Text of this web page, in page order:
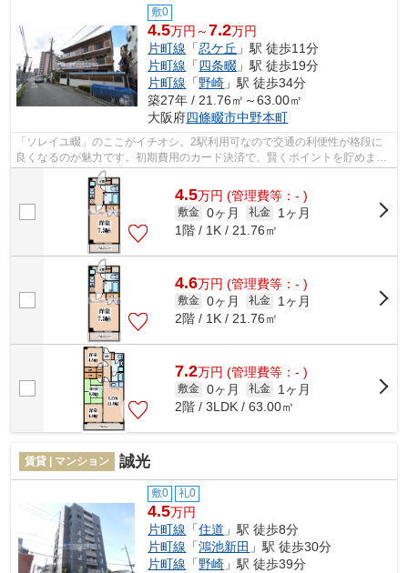
敷0
4.5万円～7.2万円
片町線 「忍ケ丘 」駅 徒歩11分
片町線 「四条畷 」駅 徒歩19分
片町線 「野崎 」駅 徒歩34分
築27年 / 21.76㎡～63.00㎡
大阪府四條畷市中野本町
「ソレイユ畷」のここがイチオシ。2駅利用可なので交通の利便性が格段に
良くなるのが魅力です。初期費用のカード決済で、賢くポイントを貯めませ
んか。駅へも徒歩でのアクセスが可能な...
4.5万円 (管理費等：- )
敷金 0ヶ月 礼金
1ヶ月
1階 / 1K / 21.76㎡
4.6万円 (管理費等：- )
敷金 0ヶ月 礼金
1ヶ月
2階 / 1K / 21.76㎡
7.2万円 (管理費等：- )
敷金 0ヶ月 礼金
1ヶ月
2階 / 3LDK / 63.00㎡
賃貸 | マンション 誠光
敷0 礼0
4.5万円
片町線 「住道 」駅 徒歩8分
片町線 「鴻池新田 」駅 徒歩30分
片町線 「野崎 」駅 徒歩39分